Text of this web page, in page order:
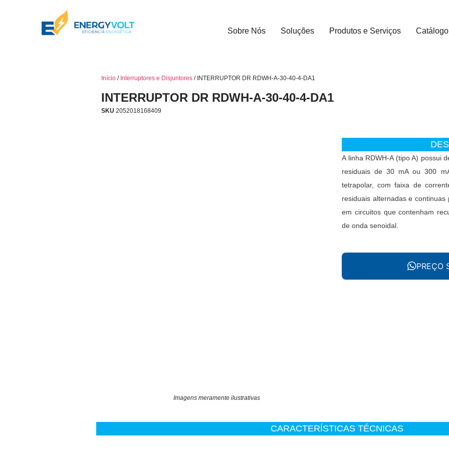
Sobre Nós Soluções Produtos e Serviços Catálogo
SKU 2052018168409
INTERRUPTOR DR RDWH-A-30-40-4-DA1
Início / Interruptores e Disjuntores / INTERRUPTOR DR RDWH-A-30-40-4-DA1
Imagens meramente ilustrativas
A linha RDWH-A (tipo A) possui
residuais de 30 mA ou 300
tetrapolar, com faixa de
residuais alternadas e
em circuitos que contenham
de onda senoidal.
PREÇO
CARACTERÍSTICAS TÉCNICAS